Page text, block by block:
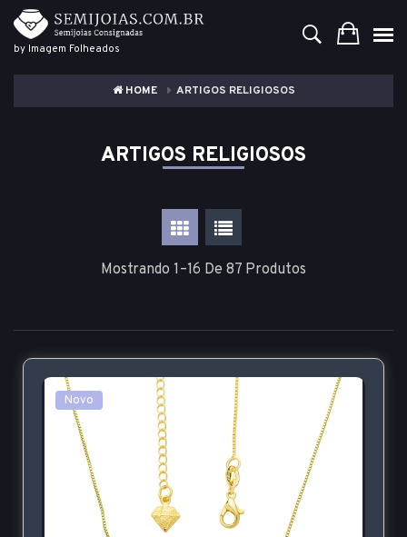
by Imagem Folheados
HOME ARTIGOS RELIGIOSOS
ARTIGOS RELIGIOSOS
Mostrando 1–16 De 87 Produtos
Novo